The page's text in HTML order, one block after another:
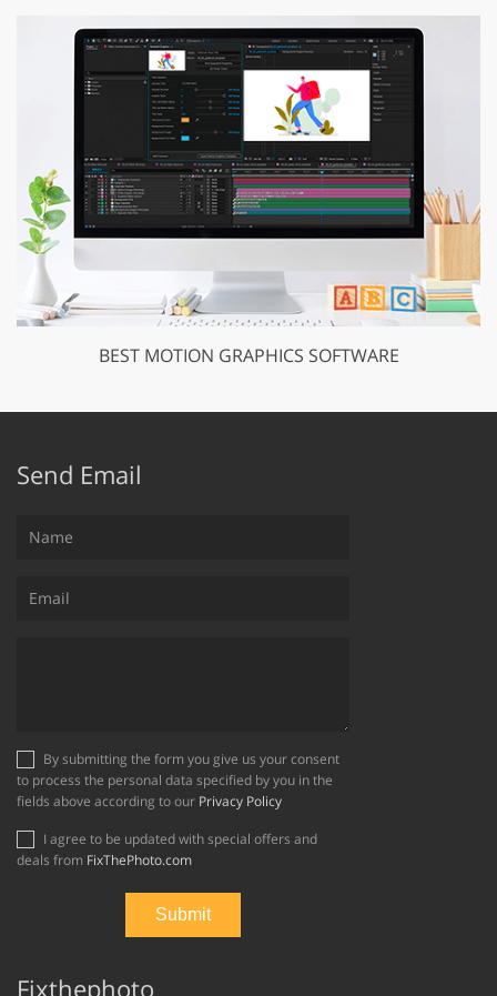
BEST MOTION GRAPHICS SOFTWARE
Send Email
to process the personal data specified by you in the
fields above according to our Privacy Policy
deals from FixThePhoto.com
Fixthephoto